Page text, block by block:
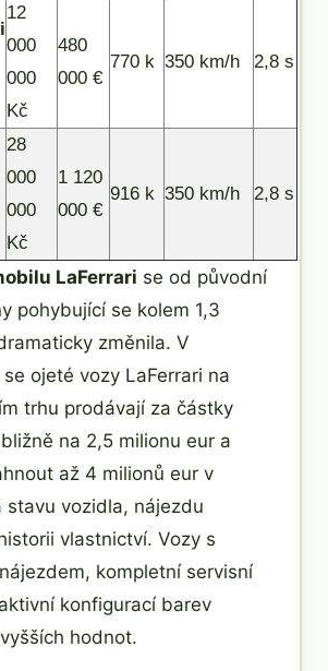
12
000
000
Kč
480
000 €
770 k 350 km/h 2,8 s
28
000
000
Kč
1 120
000 €
916 k 350 km/h 2,8 s
LaFerrari se od původní
pohybující se kolem 1,3
změnila. V
ojeté vozy LaFerrari na
trhu prodávají za částky
na 2,5 milionu eur a
až 4 milionů eur v
stavu vozidla, nájezdu
vlastnictví. Vozy s
kompletní servisní
konfigurací barev
hodnot.